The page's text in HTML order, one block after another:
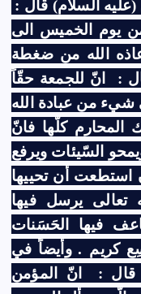
السلام) قال :
يوم الخميس الى
الله من ضغطة
:
انّ للجمعة حقّاً
شيء من عبادة الله
المحارم كلّها فانّ
السّيئات ويرفع
استطعت أن تحييها
تعالى يرسل فيها
فيها الحَسَنات
كريم . وأيضاً في
قال :
انّ المؤمن